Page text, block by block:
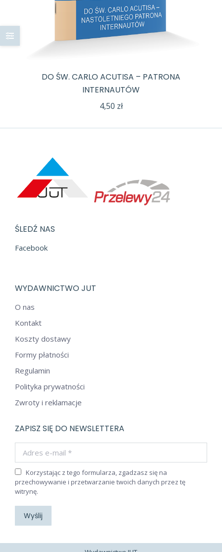
DO ŚW. CARLO ACUTISA – PATRONA
INTERNAUTÓW
4,50 zł
ŚLEDŹ NAS
Facebook
WYDAWNICTWO JUT
O nas
Kontakt
Koszty dostawy
Formy płatności
Regulamin
Polityka prywatności
Zwroty i reklamacje
ZAPISZ SIĘ DO NEWSLETTERA
Korzystając z tego formularza, zgadzasz się na
przechowywanie i przetwarzanie twoich danych przez tę
witrynę.
Wyślij